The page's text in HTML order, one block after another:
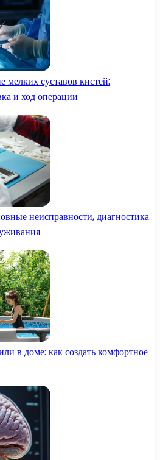
мелких суставов кистей:
и ход операции
неисправности, диагностика
в доме: как создать комфортное